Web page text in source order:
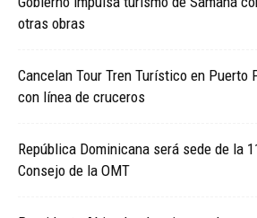
otras obras
Cancelan Tour Tren Turístico en Puerto
con línea de cruceros
República Dominicana será sede de la
Consejo de la OMT